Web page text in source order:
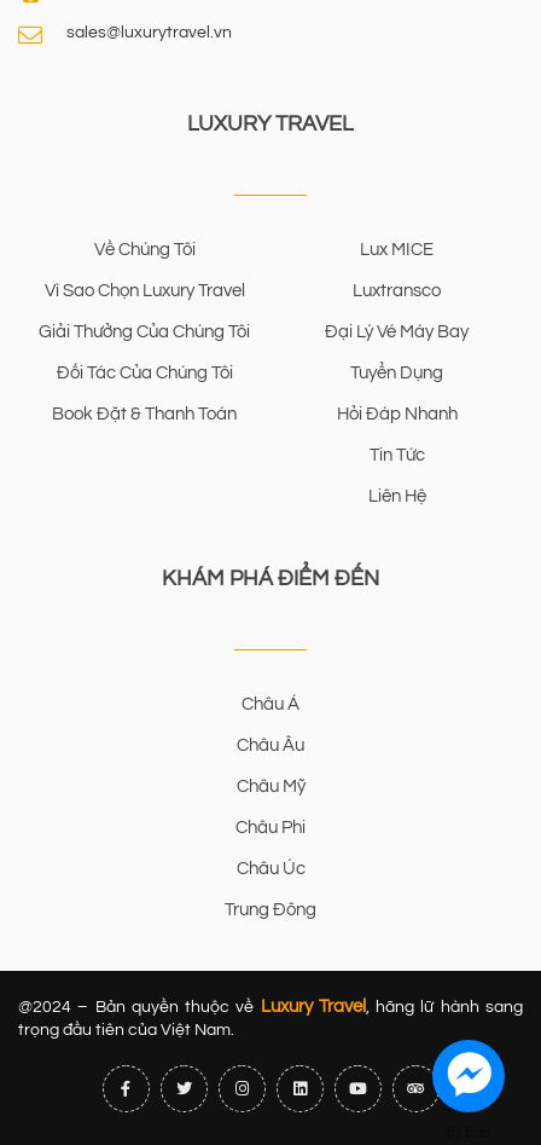
sales@luxurytravel.vn
LUXURY TRAVEL
Về Chúng Tôi
Vì Sao Chọn Luxury Travel
Giải Thưởng Của Chúng Tôi
Đối Tác Của Chúng Tôi
Book Đặt & Thanh Toán
Lux MICE
Luxtransco
Đại Lý Vé Máy Bay
Tuyển Dụng
Hỏi Đáp Nhanh
Tin Tức
Liên Hệ
KHÁM PHÁ ĐIỂM ĐẾN
Châu Á
Châu Âu
Châu Mỹ
Châu Phi
Châu Úc
Trung Đông
@2024 – Bản quyền thuộc về Luxury Travel, hãng lữ hành sang
trọng đầu tiên của Việt Nam.